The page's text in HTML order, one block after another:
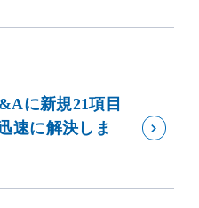
に新規21項目
速に解決しま